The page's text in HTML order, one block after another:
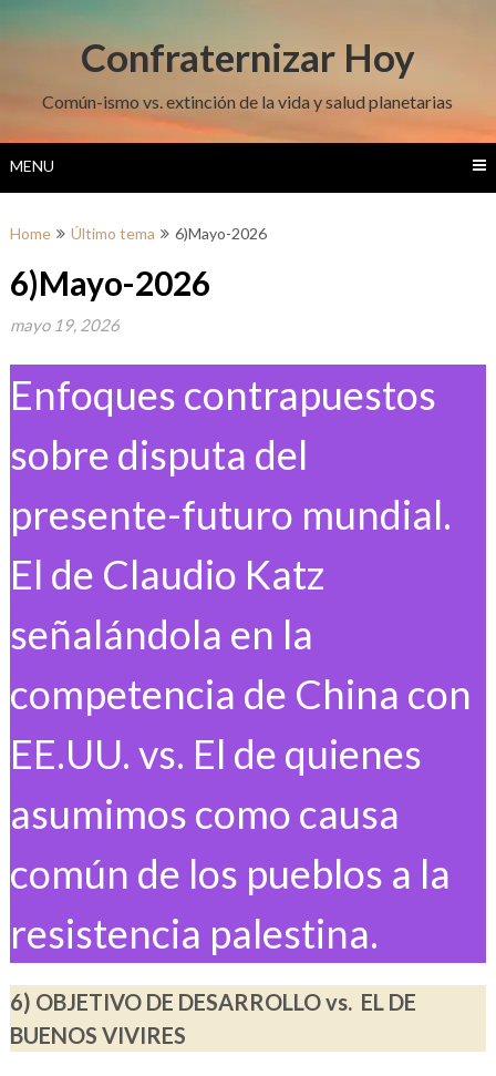
Confraternizar Hoy
Común-ismo vs. extinción de la vida y salud planetarias
MENU
Home Último tema 6)Mayo-2026
6)Mayo-2026
mayo 19, 2026
Enfoques contrapuestos
sobre disputa del
presente-futuro mundial.
El de Claudio Katz
señalándola en la
competencia de China con
EE.UU. vs. El de quienes
asumimos como causa
común de los pueblos a la
resistencia palestina.
6) OBJETIVO DE DESARROLLO vs. EL DE
BUENOS VIVIRES